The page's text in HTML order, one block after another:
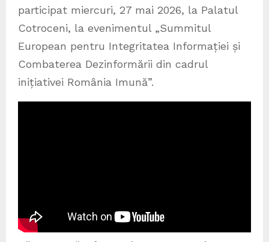
participat miercuri, 27 mai 2026, la Palatul
Cotroceni, la evenimentul „Summitul
European pentru Integritatea Informației și
Combaterea Dezinformării din cadrul
inițiativei România Imună”.